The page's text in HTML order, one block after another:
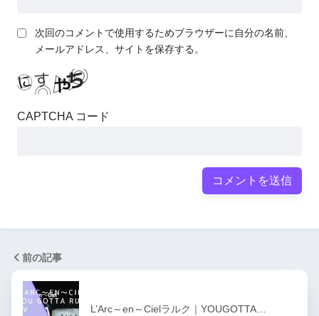
次回のコメントで使用するためブラウザーに自分の名前、
メールアドレス、サイトを保存する。
CAPTCHA コード
前の記事
L’Arc～en～Cielラルク｜YOUGOTTA…